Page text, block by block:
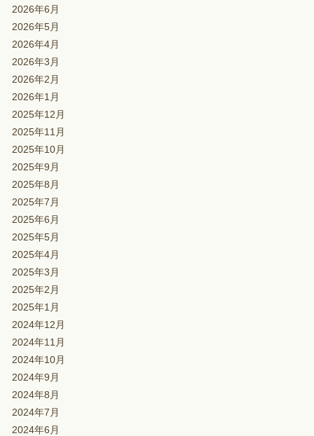
2026年6月
2026年5月
2026年4月
2026年3月
2026年2月
2026年1月
2025年12月
2025年11月
2025年10月
2025年9月
2025年8月
2025年7月
2025年6月
2025年5月
2025年4月
2025年3月
2025年2月
2025年1月
2024年12月
2024年11月
2024年10月
2024年9月
2024年8月
2024年7月
2024年6月